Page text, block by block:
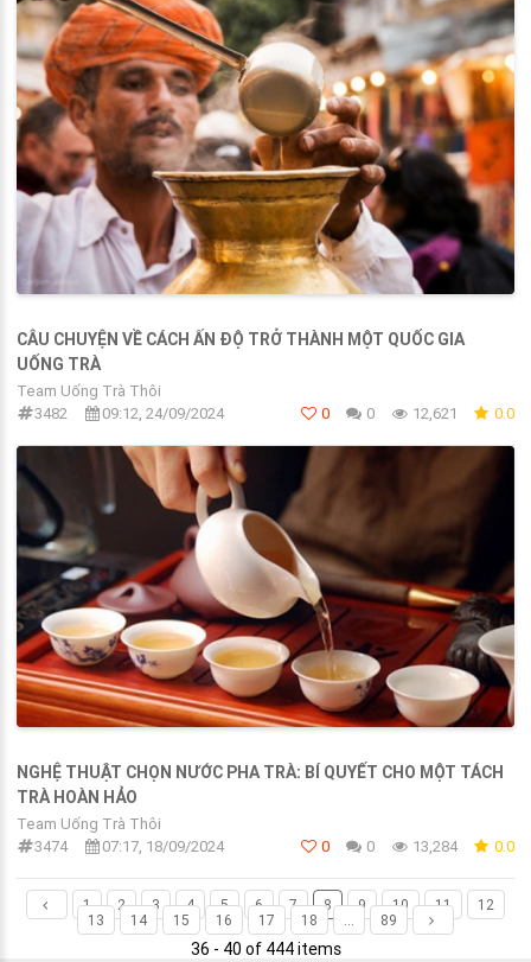
CÂU CHUYỆN VỀ CÁCH ẤN ĐỘ TRỞ THÀNH MỘT QUỐC GIA
UỐNG TRÀ
Team Uống Trà Thôi
3482
09:12, 24/09/2024 0 0 12,621 0.0
NGHỆ THUẬT CHỌN NƯỚC PHA TRÀ: BÍ QUYẾT CHO MỘT TÁCH
TRÀ HOÀN HẢO
Team Uống Trà Thôi
3474
07:17, 18/09/2024 0 0 13,284 0.0
1 2 3 4 5 6 7 8 9 10 11
12
13
14 15 16 17 18 89
36 - 40 of 444 items